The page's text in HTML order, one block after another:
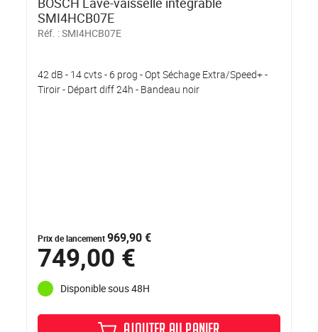
SMI4HCB07E
Réf. :SMI4HCB07E
42 dB - 14 cvts - 6 prog - Opt Séchage Extra/Speed+ -
Tiroir - Départ diff 24h - Bandeau noir
Prix de lancement969,90 €
749,00 €
Disponible sous 48H